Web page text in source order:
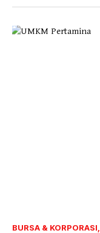
BURSA & KORPORASI